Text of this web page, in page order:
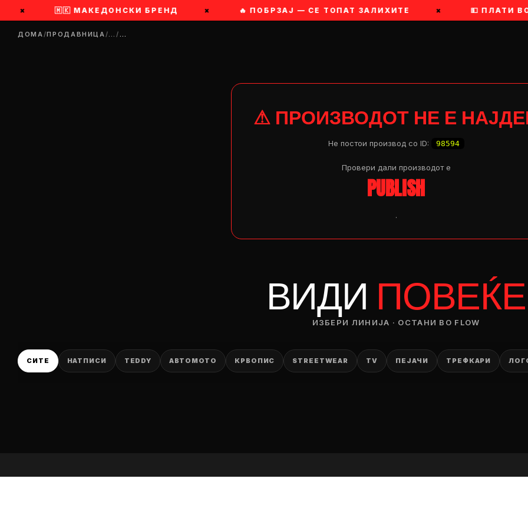
× 🇲🇰 МАКЕДОНСКИ БРЕНД × 🔥 ПОБРЗАЈ — СЕ ТОПАТ ЗАЛИХИТЕ × 💵 ПЛАТИ
ДОМА/ПРОДАВНИЦА/…/…
⚠ ПРОИЗВОДОТ НЕ Е
Не постои производ со ID: 98594
Провери дали производот e
PUBLISH
.
ВИДИ ПОВЕЌЕ
ИЗБЕРИ ЛИНИЈА · ОСТАНИ ВО FLOW
СИТЕ НАТПИСИ TEDDY АВТОМОТО КРВОПИС STREETWEAR TV ПЕЈАЧИ ТРЕФКАРИ
— ден
ПЛАТИ ПРИ ДОСТАВА ВО КЕШ